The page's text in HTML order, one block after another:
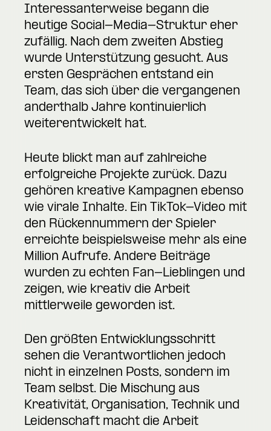
Interessanterweise begann die
heutige Social-Media-Struktur eher
zufällig. Nach dem zweiten Abstieg
wurde Unterstützung gesucht. Aus
ersten Gesprächen entstand ein
Team, das sich über die vergangenen
anderthalb Jahre kontinuierlich
weiterentwickelt hat.
Heute blickt man auf zahlreiche
erfolgreiche Projekte zurück. Dazu
gehören kreative Kampagnen ebenso
wie virale Inhalte. Ein TikTok-Video mit
den Rückennummern der Spieler
erreichte beispielsweise mehr als eine
Million Aufrufe. Andere Beiträge
wurden zu echten Fan-Lieblingen und
zeigen, wie kreativ die Arbeit
mittlerweile geworden ist.
Den größten Entwicklungsschritt
sehen die Verantwortlichen jedoch
nicht in einzelnen Posts, sondern im
Team selbst. Die Mischung aus
Kreativität, Organisation, Technik und
Leidenschaft macht die Arbeit